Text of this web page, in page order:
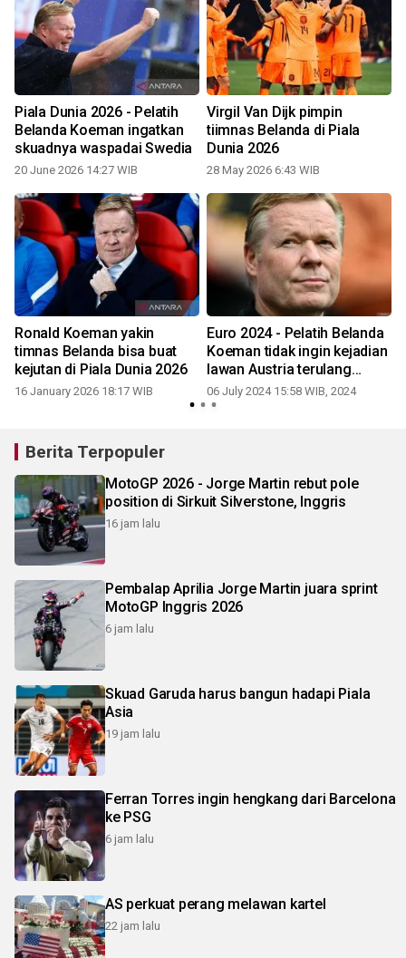
Piala Dunia 2026 - Pelatih
Belanda Koeman ingatkan
skuadnya waspadai Swedia
20 June 2026 14:27 WIB
Virgil Van Dijk pimpin
tiimnas Belanda di Piala
Dunia 2026
28 May 2026 6:43 WIB
Ronald Koeman yakin
timnas Belanda bisa buat
kejutan di Piala Dunia 2026
16 January 2026 18:17 WIB
Euro 2024 - Pelatih Belanda
Koeman tidak ingin kejadian
lawan Austria terulang
melawan Turki
06 July 2024 15:58 WIB, 2024
Berita Terpopuler
MotoGP 2026 - Jorge Martin rebut pole
position di Sirkuit Silverstone, Inggris
16 jam lalu
Pembalap Aprilia Jorge Martin juara sprint
MotoGP Inggris 2026
6 jam lalu
Skuad Garuda harus bangun hadapi Piala
Asia
19 jam lalu
Ferran Torres ingin hengkang dari Barcelona
ke PSG
6 jam lalu
AS perkuat perang melawan kartel
22 jam lalu